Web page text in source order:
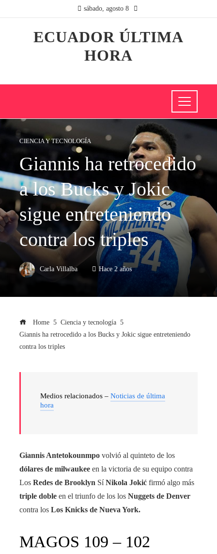
sábado, agosto 8
ECUADOR ÚLTIMA
HORA
CIENCIA Y TECNOLOGÍA
Giannis ha retrocedido
a los Bucks y Jokic
sigue entreteniendo
contra los triples
Carla Villalba Hace 2 años
Home
Ciencia y tecnología
Giannis ha retrocedido a los Bucks y Jokic sigue entreteniendo
contra los triples
Medios relacionados – Noticias de última
hora
Giannis Antetokounmpo volvió al quinteto de los
dólares de milwaukee en la victoria de su equipo contra
Los Redes de Brooklyn SíNikola Jokić firmó algo más
triple doble en el triunfo de los los Nuggets de Denver
contra los Los Knicks de Nueva York.
MAGOS 109 – 102